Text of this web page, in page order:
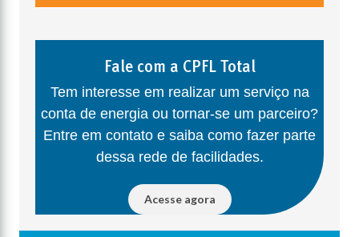
Fale com a CPFL Total
Tem interesse em realizar um serviço na
conta de energia ou tornar-se um parceiro?
Entre em contato e saiba como fazer parte
dessa rede de facilidades.
Acesse agora